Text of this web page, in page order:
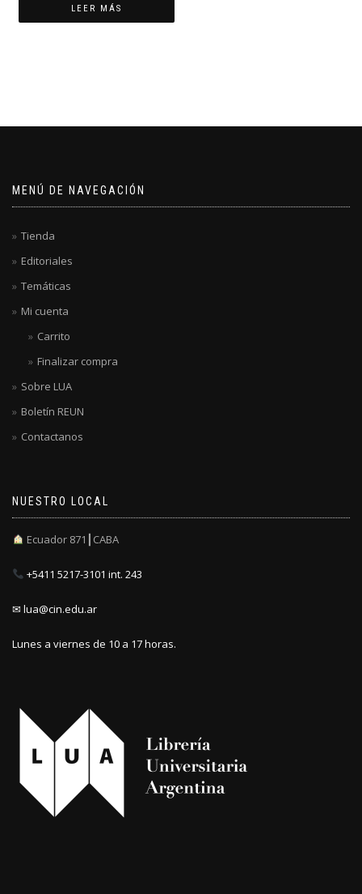
LEER MÁS
MENÚ DE NAVEGACIÓN
Tienda
Editoriales
Temáticas
Mi cuenta
Carrito
Finalizar compra
Sobre LUA
Boletín REUN
Contactanos
NUESTRO LOCAL
Ecuador 871┃CABA
+5411 5217-3101 int. 243
✉ lua@cin.edu.ar
Lunes a viernes de 10 a 17 horas.